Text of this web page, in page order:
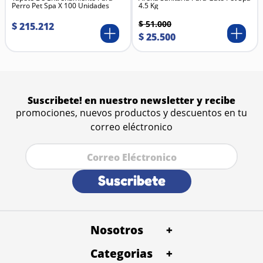
principal.
Ingredientes principales
Harina de trigo
Proteínas y grasas de origen animal
Subproductos vegetales
Perro Pet Spa X 100 Unidades
$215.212
4.5 Kg
$ 51.000
$25.500
Suscribete! en nuestro newsletter y recibe
promociones, nuevos productos y descuentos en tu
correo eléctronico
Suscribete
Nosotros
+
Quienes Somos
Categorias
+